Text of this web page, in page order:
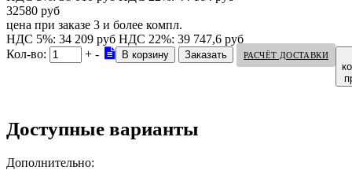
32580 руб
цена при заказе 3 и более компл.
НДС 5%: 34 209 руб НДС 22%: 39 747,6 руб
Кол-во:
+ - РАСЧЁТ ДОСТАВКИ
Доступные варианты
Дополнительно: